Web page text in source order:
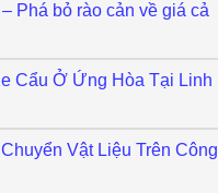
Phá bỏ rào cản về giá cả
Cẩu Ở Ứng Hòa Tại Linh
Vật Liệu Trên Công